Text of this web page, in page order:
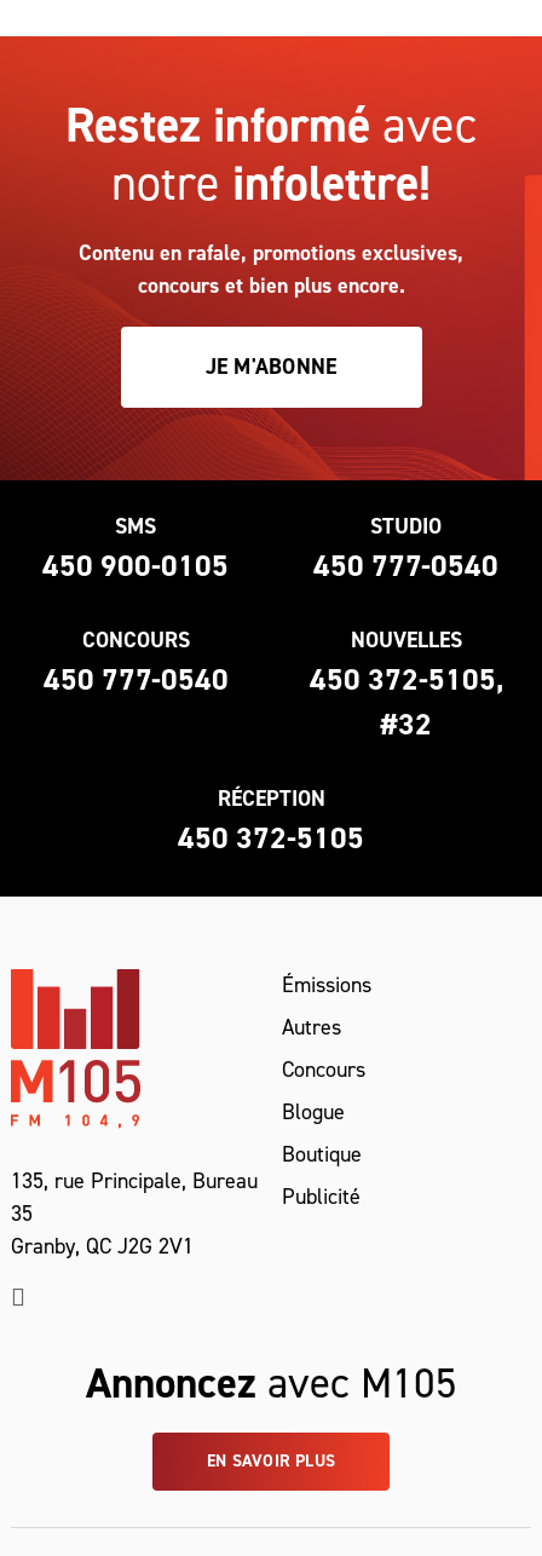
Restez informé avec
notre infolettre!
Contenu en rafale, promotions exclusives,
concours et bien plus encore.
JE M'ABONNE
SMS
450 900-0105
STUDIO
450 777-0540
CONCOURS
450 777-0540
NOUVELLES
450 372-5105,
#32
RÉCEPTION
450 372-5105
135, rue Principale, Bureau
35
Granby, QC J2G 2V1
Émissions
Autres
Concours
Blogue
Boutique
Publicité
Annoncez avec M105
EN SAVOIR PLUS